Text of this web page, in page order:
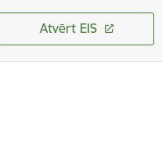
Atvērt EIS